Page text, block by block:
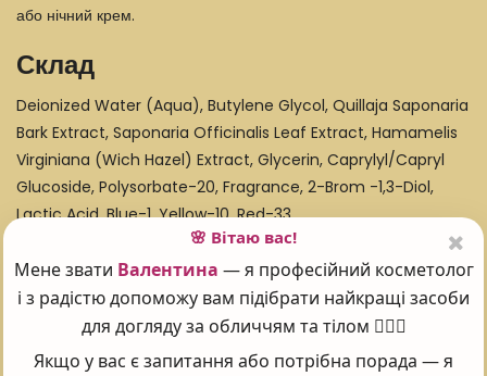
або нічний крем.
Склад
Deionized Water (Aqua), Butylene Glycol, Quillaja Saponaria
Bark Extract, Saponaria Officinalis Leaf Extract, Hamamelis
Virginiana (Wich Hazel) Extract, Glycerin, Caprylyl/Capryl
Glucoside, Polysorbate-20, Fragrance, 2-Brom -1,3-Diol,
Lactic Acid, Blue-1, Yellow-10, Red-33.
Поставте оцінку 😍
🌸 Вітаю вас!
Мене звати Валентина — я професійний косметолог
і з радістю допоможу вам підібрати найкращі засоби
для догляду за обличчям та тілом 💆‍♀️✨
Якщо у вас є запитання або потрібна порада — я